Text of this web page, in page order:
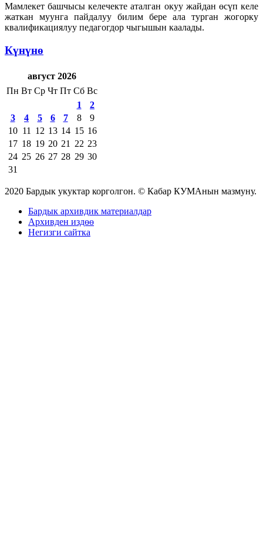
Мамлекет башчысы келечекте аталган окуу жайдан өсүп келе
жаткан муунга пайдалуу билим бере ала турган жогорку
квалификациялуу педагогдор чыгышын каалады.
Күнүнө
август 2026
Пн Вт Ср Чт Пт Сб Вс
1
2
3
4 5 6 7 8
9
10 11 12 13 14 15 16
17 18 19 20 21 22 23
24 25 26 27 28 29 30
31
2020 Бардык укуктар корголгон. © Кабар КУМАнын мазмуну.
Бардык архивдик материалдар
Архивден издөө
Негизги сайтка